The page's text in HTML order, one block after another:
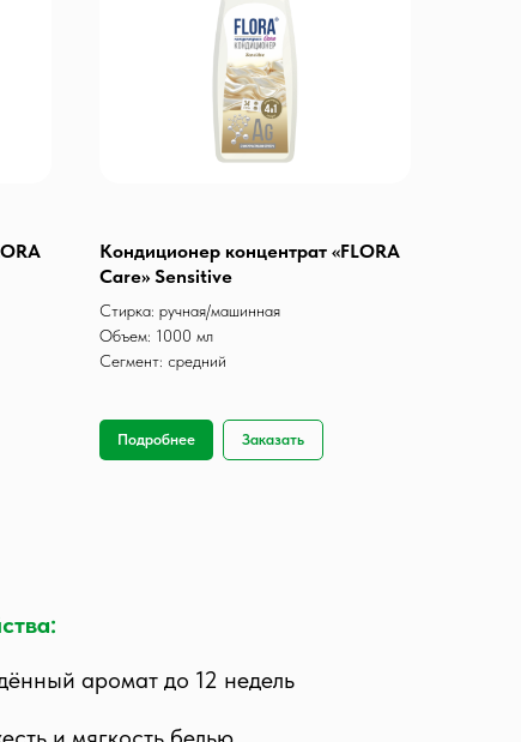
Кондиционер концентрат «FLORA
Care» Sensitive
Стирка: ручная/машинная
Объем: 1000 мл
Сегмент: средний
Подробнее Заказать
аромат до 12 недель